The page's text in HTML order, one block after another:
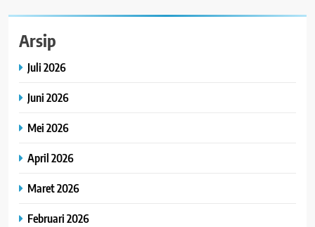
Arsip
Juli 2026
Juni 2026
Mei 2026
April 2026
Maret 2026
Februari 2026